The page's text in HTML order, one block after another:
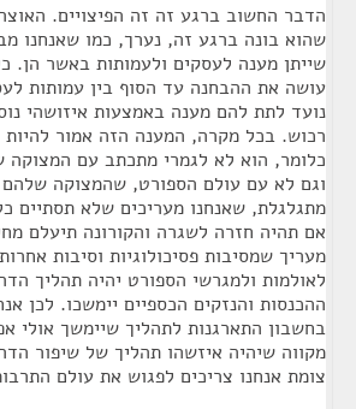
הדבר החשוב ברגע זה זה הפיצויים.
שהוא בונה ברגע זה, נערך, כמו שאנחנו
שייתן מענה לעסקים ולעמותות באשר הן.
עושה את ההבחנה עד הסוף בין עמותות
נועד לתת להם מענה באמצעות איזושהי
רכוש. בכל מקרה, המענה הזה אמור
כלומר, הוא לא לגמרי מתכתב עם המצוקה
וגם לא עם עולם הספורט, שהמצוקה
מתגלגלת, שאנחנו מעריכים שלא תסתיים
אם תהיה חזרה לשגרה והקורונה תיעלם
מעריך שמסיבות פסיכולוגיות וסיבות
לאולמות ולמגרשי הספורט יהיה תהליך
ההכנסות והנזקים הכספיים יימשכו. לכן
בחשבון התארגנות לתהליך שיימשך אולי
מקווה שיהיה איזשהו תהליך של שיפור
צומת אנחנו צריכים לפגוש את עולם